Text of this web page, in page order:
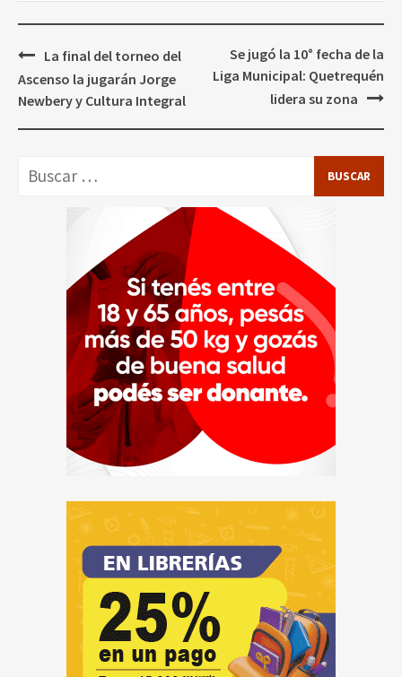
Navegación
de
entradas
La final del torneo del
Ascenso la jugarán Jorge
Newbery y Cultura Integral
Se jugó la 10° fecha de la
Liga Municipal: Quetrequén
lidera su zona
Buscar: